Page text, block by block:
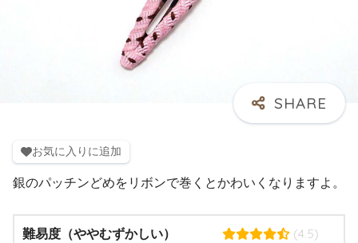
お気に入りに追加
銀のパッチンどめをリボンで巻くとかわいくなりますよ。
難易度（ややむずかしい） (4.5)